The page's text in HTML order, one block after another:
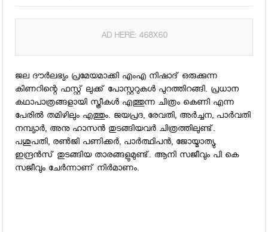
AD HERE: 468X60
ജല ദൗര്‍ലഭ്യം പ്രമേയമാക്കി എംഎ നിഷാദ് ഒരുക്കുന്ന
കിണറിന്റെ ഫസ്റ്റ് ലുക്ക് പോസ്റ്ററുകള്‍ പുറത്തിറങ്ങി. പ്രധാന
കഥാപാത്രങ്ങളായി സ്ത്രീകള്‍ എത്തുന്ന ചിത്രം കെണി എന്ന
പേരില്‍ തമിഴിലും എത്തും. ജയപ്രദ, രേവതി, അര്‍ച്ചന, പാര്‍വതി
നമ്പ്യാര്‍, അനു ഹാസന്‍ തുടങ്ങിയവര്‍ ചിത്രത്തിലുണ്ട്.
പശുപതി, രണ്‍ജി പണിക്കര്‍, പാര്‍ത്ഥിപന്‍, ജോയ്മാത്യു,
ഇന്ദ്രന്‍സ് തുടങ്ങിയ താരങ്ങളുമുണ്ട്. ആനി സജീവും പി കെ
സജീവും ചേര്‍ന്നാണ് നിര്‍മാണം.